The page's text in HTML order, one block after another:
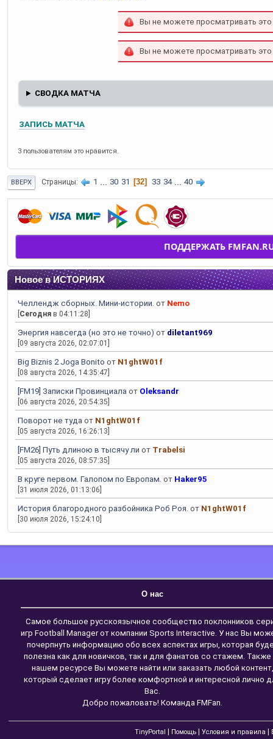
ПОДДЕРЖАТЬ
Новое в ИСТОРИЯХ
Челлендж сборных. Мини-истории. от Nemo
Сегодня в 04:11:28]
Энергия навсегда (но это не точно) от diletant969
[09 августа 2026, 02:07:01]
Big Biznis 2 Joga Bonito от N1ghtW01f
[08 августа 2026, 14:35:47]
[FM19] Записки Провинциала от Oleksandr
[06 августа 2026, 20:54:35]
Поворот не туда от N1ghtW01f
[05 августа 2026, 16:26:13]
[FM26] Путь длиною в тысячу ли от Trabelsi
[05 августа 2026, 08:57:35]
В круге первом. Галопом по Европам. от Haker95
[31 июля 2026, 01:13:06]
История благородного разбойника Роб Роя. от N1ghtW01f
[30 июля 2026, 15:24:10]
Вы не можете просматривать
Вы не можете просматривать
СВОДКА МАТЧА
ЗАПИСЬ МАТЧА
3 пользователям это нравится.
ВВЕРХ Страницы 1 ... 30 31 32 33 34 ... 40
О нас
Самое большое русскоязычное сообщество поклонников
игр Football Manager от компании Sports Interactive. У нас Вы
почерпнуть информацию обо всех аспектах игры, которая
полезна как для новичков, так и для фанатов со стажем. Также
нашем ресурсе Вы можете найти или заказать любой контент,
который сделает игру более комфортной и интересной лично
Вас.
Добро пожаловать! Команда FMFan.
TinyPortal Помощь Условия и правила